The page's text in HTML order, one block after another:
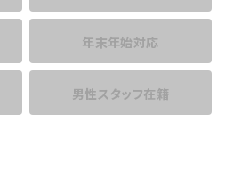
年末年始対応
男性スタッフ在籍